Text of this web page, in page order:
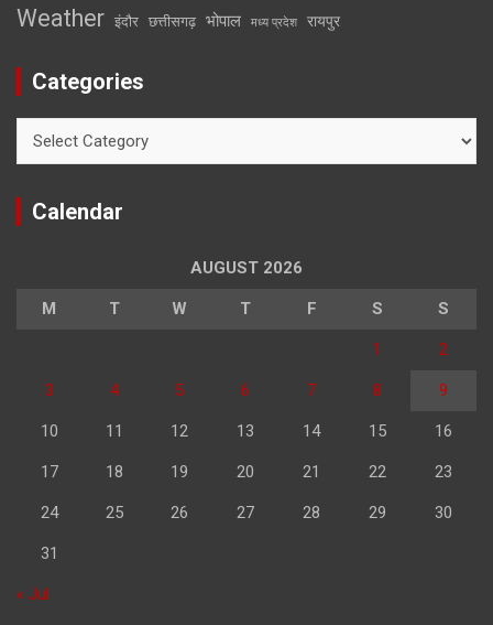
Weather इंदौर छत्तीसगढ़ भोपाल मध्य प्रदेश रायपुर
Categories
Calendar
AUGUST 2026
M T W T F S S
1 2
3 4 5 6 7 8 9
10 11 12 13 14 15 16
17 18 19 20 21 22 23
24 25 26 27 28 29 30
31
« Jul